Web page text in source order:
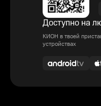
Доступно на
КИОН в твоей
устройствах